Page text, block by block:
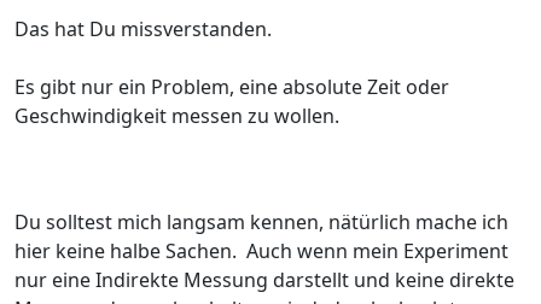
Das hat Du missverstanden.
Es gibt nur ein Problem, eine absolute Zeit oder
Geschwindigkeit messen zu wollen.
Du solltest mich langsam kennen, nätürlich mache ich
hier keine halbe Sachen. Auch wenn mein Experiment
nur eine Indirekte Messung darstellt und keine direkte